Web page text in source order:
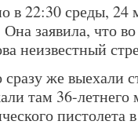
в 22:30 среды, 24
заявила, что
неизвестный
же выехали
там 36-
пистолета